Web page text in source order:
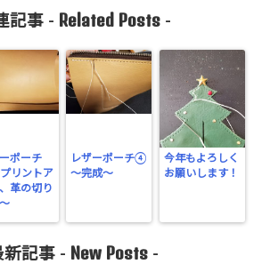
記事 - Related Posts-
ポーチ
リントア
革の切り
レザーポーチ④
～完成～
今年もよろしく
お願いします！
新記事 - New Posts -